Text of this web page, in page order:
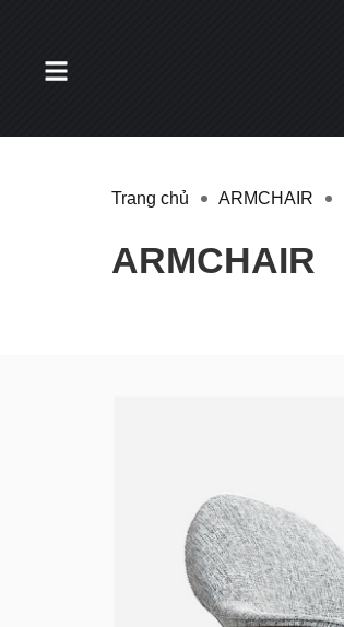
Trang chủ ARMCHAIR
ARMCHAIR